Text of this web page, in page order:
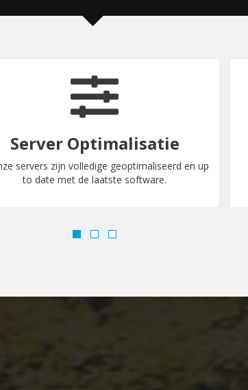
Veilige Hosting
onze servers worden beschermd met extra
beveiligings- en antispam-software.